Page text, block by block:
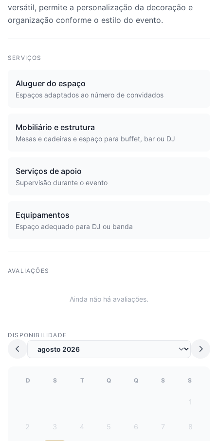
versátil, permite a personalização da decoração e
organização conforme o estilo do evento.
SERVIÇOS
Aluguer do espaço
Espaços adaptados ao número de convidados
Mobiliário e estrutura
Mesas e cadeiras e espaço para buffet, bar ou DJ
Serviços de apoio
Supervisão durante o evento
Equipamentos
Espaço adequado para DJ ou banda
AVALIAÇÕES
Ainda não há avaliações.
DISPONIBILIDADE
D S T Q Q S S
1
2 3 4 5 6 7 8